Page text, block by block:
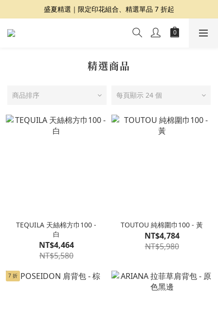
夏日提案 3 件再 8 折｜三種夏日風格一次收藏
盛夏精選｜限定印花組合、精選單品 7 折起
Dragon Diffusion 年度預購會展開｜7/30-8/30
精選商品
商品排序 每頁顯示 24 個
TEQUILA 天絲棉方巾100 -
白
NT$4,464
NT$5,580
TOUTOU 純棉圍巾100 - 黃
NT$4,784
NT$5,980
7 折